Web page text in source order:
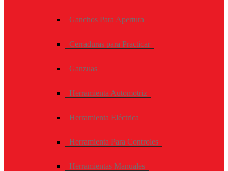
Ganchos Para Apertura
Cerraduras para Practicar
Ganzuas
Herramienta Automotriz
Herramienta Eléctrica
Herramienta Para Controles
Herramientas Manuales